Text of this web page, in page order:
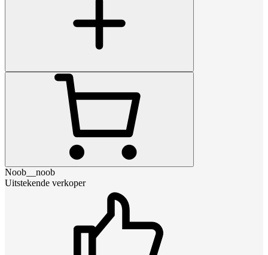
Noob__noob
Uitstekende verkoper